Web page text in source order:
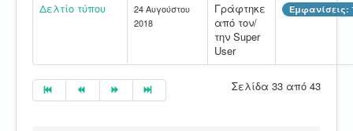
Δελτίο τύπου
24 Αυγούστου
2018
Γράφτηκε
από τον/
την Super
User
Εμφανίσεις:
Σελίδα 33 από 43